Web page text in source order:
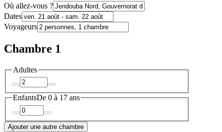
Où allez-vous ?
Dates
Voyageurs
Chambre 1
Adultes
EnfantsDe 0 à 17 ans
Ajouter une autre chambre